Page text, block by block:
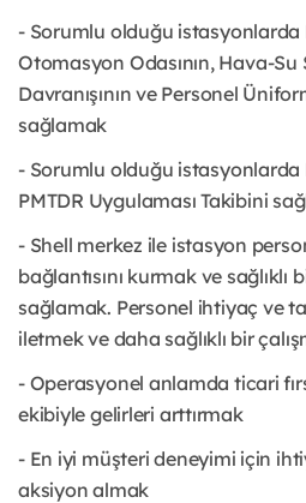
- Sorumlu olduğu istasyonlarda
Otomasyon Odasının, Hava-
Davranışının ve Personel
sağlamak
- Sorumlu olduğu istasyonlarda
PMTDR Uygulaması Takibini
- Shell merkez ile istasyon
bağlantısını kurmak ve sağlıklı
sağlamak. Personel ihtiyaç ve
iletmek ve daha sağlıklı bir
- Operasyonel anlamda ticari
ekibiyle gelirleri arttırmak
- En iyi müşteri deneyimi için
aksiyon almak